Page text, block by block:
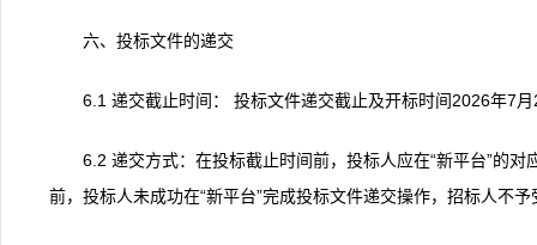
六、投标文件的递交
6.1 递交截止时间： 投标文件递交截止及开标时间2026年7
6.2 递交方式：在投标截止时间前，投标人应在“新平台”的
前，投标人未成功在“新平台”完成投标文件递交操作，招标人不予